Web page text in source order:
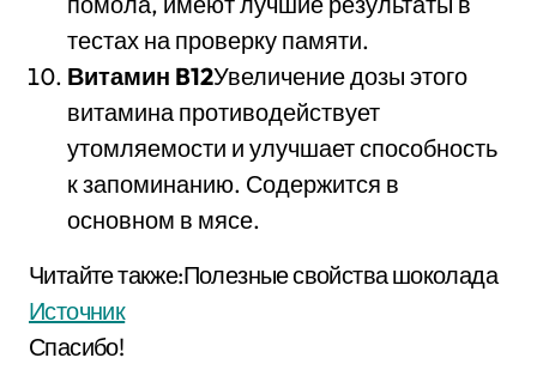
тестах на проверку памяти.
Витамин B12Увеличение дозы этого
витамина противодействует
утомляемости и улучшает способность
к запоминанию. Содержится в
основном в мясе.
Читайте также:Полезные свойства шоколада
Источник
Спасибо!